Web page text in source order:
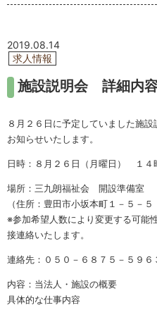
施設説明会 詳細内
2019.08.14
求人情報
８月２６日に予定していました施設
お知らせいたします。
日時：８月２６日（月曜日） １４
場所：三九朗福祉会 開設準備室
（住所：豊田市小坂本町１－５
※参加希望人数により変更する可
接連絡いたします。
連絡先：０５０－６８７５－５９６
内容：当法人・施設の概要
具体的な仕事内容